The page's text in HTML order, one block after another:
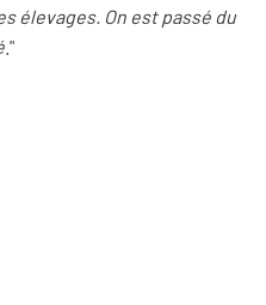
élevages. On est passé du
."